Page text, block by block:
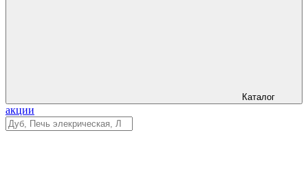
Каталог
акции